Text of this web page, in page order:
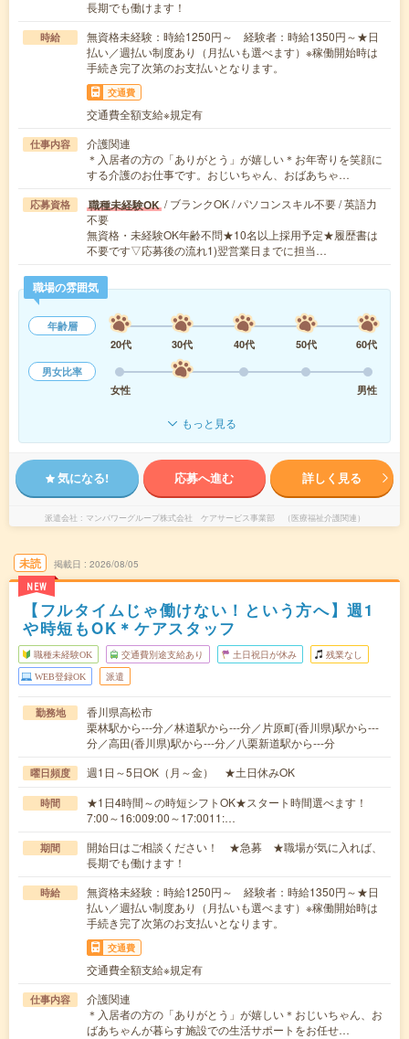
長期でも働けます！
時給
無資格未経験：時給1250円～ 経験者：時給1350円～★日
払い／週払い制度あり（月払いも選べます）※稼働開始時は
手続き完了次第のお支払いとなります。
交通費
交通費全額支給※規定有
仕事内容
介護関連
＊入居者の方の「ありがとう」が嬉しい＊お年寄りを笑顔に
する介護のお仕事です。おじいちゃん、おばあちゃ…
応募資格 職種未経験OK / ブランクOK / パソコンスキル不要 / 英語力
不要
無資格・未経験OK年齢不問★10名以上採用予定★履歴書は
不要です▽応募後の流れ1)翌営業日までに担当…
職場の雰囲気
年齢層
20代
30代 40代 50代
60代
男女比率
女性
男性
もっと見る
気になる! 応募へ進む 詳しく見る
派遣会社 マンパワーグループ株式会社 ケアサービス事業部 （医療福祉介護関連）
未読
NEW
掲載日 2026/08/05
【フルタイムじゃ働けない！という方へ】週1
や時短もOK＊ケアスタッフ
職種未経験OK 交通費別途支給あり 土日祝日が休み 残業なし
WEB登録OK 派遣
勤務地
香川県高松市
栗林駅から---分／林道駅から---分／片原町(香川県)駅から---
分／高田(香川県)駅から---分／八栗新道駅から---分
曜日頻度 週1日～5日OK（月～金） ★土日休みOK
時間
★1日4時間～の時短シフトOK★スタート時間選べます！
7:00～16:009:00～17:0011:…
期間
開始日はご相談ください！ ★急募 ★職場が気に入れば、
長期でも働けます！
時給
無資格未経験：時給1250円～ 経験者：時給1350円～★日
払い／週払い制度あり（月払いも選べます）※稼働開始時は
手続き完了次第のお支払いとなります。
交通費
交通費全額支給※規定有
仕事内容
介護関連
＊入居者の方の「ありがとう」が嬉しい＊おじいちゃん、お
ばあちゃんが暮らす施設での生活サポートをお任せ…